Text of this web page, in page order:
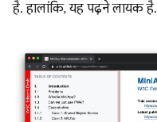
है. हालांकि, यह पढ़ने लायक है.